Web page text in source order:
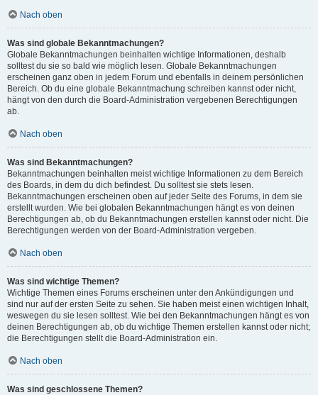
Nach oben
Was sind globale Bekanntmachungen?
Globale Bekanntmachungen beinhalten wichtige Informationen, deshalb
solltest du sie so bald wie möglich lesen. Globale Bekanntmachungen
erscheinen ganz oben in jedem Forum und ebenfalls in deinem persönlichen
Bereich. Ob du eine globale Bekanntmachung schreiben kannst oder nicht,
hängt von den durch die Board-Administration vergebenen Berechtigungen
ab.
Nach oben
Was sind Bekanntmachungen?
Bekanntmachungen beinhalten meist wichtige Informationen zu dem Bereich
des Boards, in dem du dich befindest. Du solltest sie stets lesen.
Bekanntmachungen erscheinen oben auf jeder Seite des Forums, in dem sie
erstellt wurden. Wie bei globalen Bekanntmachungen hängt es von deinen
Berechtigungen ab, ob du Bekanntmachungen erstellen kannst oder nicht. Die
Berechtigungen werden von der Board-Administration vergeben.
Nach oben
Was sind wichtige Themen?
Wichtige Themen eines Forums erscheinen unter den Ankündigungen und
sind nur auf der ersten Seite zu sehen. Sie haben meist einen wichtigen Inhalt,
weswegen du sie lesen solltest. Wie bei den Bekanntmachungen hängt es von
deinen Berechtigungen ab, ob du wichtige Themen erstellen kannst oder nicht;
die Berechtigungen stellt die Board-Administration ein.
Nach oben
Was sind geschlossene Themen?